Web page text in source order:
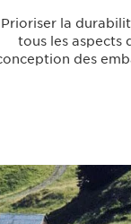
Prioriser la
tous les aspects
des